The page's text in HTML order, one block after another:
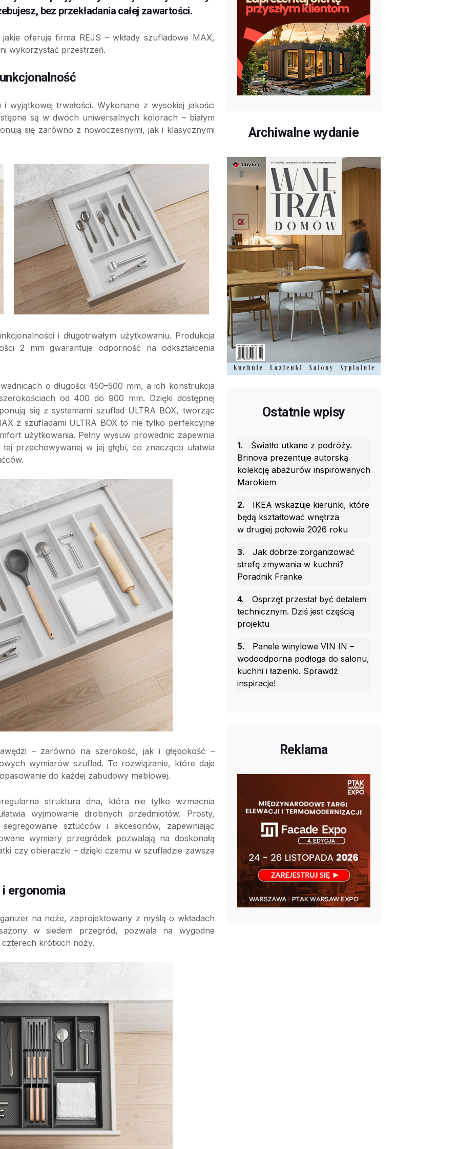
bez przekładania całej zawartości.
oferuje firma REJS – wkłady szufladowe MAX,
wykorzystać przestrzeń.
wyjątkowej trwałości. Wykonane z wysokiej jakości
są w dwóch uniwersalnych kolorach – białym
się zarówno z nowoczesnymi, jak i klasycznymi
i długotrwałym użytkowaniu. Produkcja
2 mm gwarantuje odporność na odkształcenia
o długości 450–500 mm, a ich konstrukcja
od 400 do 900 mm. Dzięki dostępnej
się z systemami szuflad ULTRA BOX, tworząc
z szufladami ULTRA BOX to nie tylko perfekcyjne
użytkowania. Pełny wysuw prowadnic zapewnia
przechowywanej w jej głębi, co znacząco ułatwia
– zarówno na szerokość, jak i głębokość –
wymiarów szuflad. To rozwiązanie, które daje
do każdej zabudowy meblowej.
struktura dna, która nie tylko wzmacnia
wyjmowanie drobnych przedmiotów. Prosty,
sztućców i akcesoriów, zapewniając
wymiary przegródek pozwalają na doskonałą
czy obieraczki – dzięki czemu w szufladzie zawsze
ergonomia
na noże, zaprojektowany z myślą o wkładach
w siedem przegród, pozwala na wygodne
krótkich noży.
Archiwalne wydanie
Ostatnie wpisy
1.
Światło utkane z podróży.
Brinova prezentuje autorską
kolekcję abażurów inspirowanych
Marokiem
2.
IKEA wskazuje kierunki, które
będą kształtować wnętrza
w drugiej połowie 2026 roku
3.
Jak dobrze zorganizować
strefę zmywania w kuchni?
Poradnik Franke
4.
Osprzęt przestał być detalem
technicznym. Dziś jest częścią
projektu
5.
Panele winylowe VIN IN –
wodoodporna podłoga do salonu,
kuchni i łazienki. Sprawdź
inspiracje!
Reklama